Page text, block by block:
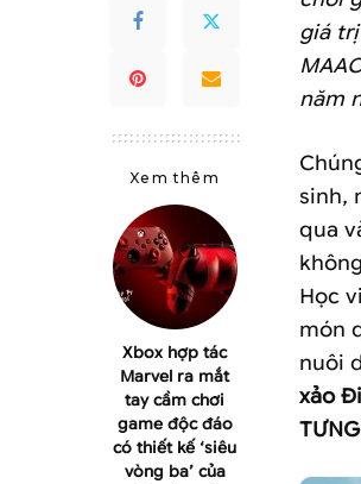
Xem thêm
Xbox hợp tác
Marvel ra mắt
tay cầm chơi
game độc đáo
có thiết kế ‘siêu
vòng ba’ của
giá trị
năm
sinh,
qua
Học
món
nuôi
xảo